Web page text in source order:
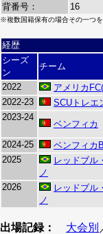
背番号：
16
※複数国籍保有の場合その一つ
経歴
シーズ
ン
チーム
2022
アメリカ
2022-23
SCUトレエ
2023-24
ベンフィカ
2024-25
ベンフィカB
2025
レッドブル
ノ
2026
レッドブル
ノ
出場記録： 大会別